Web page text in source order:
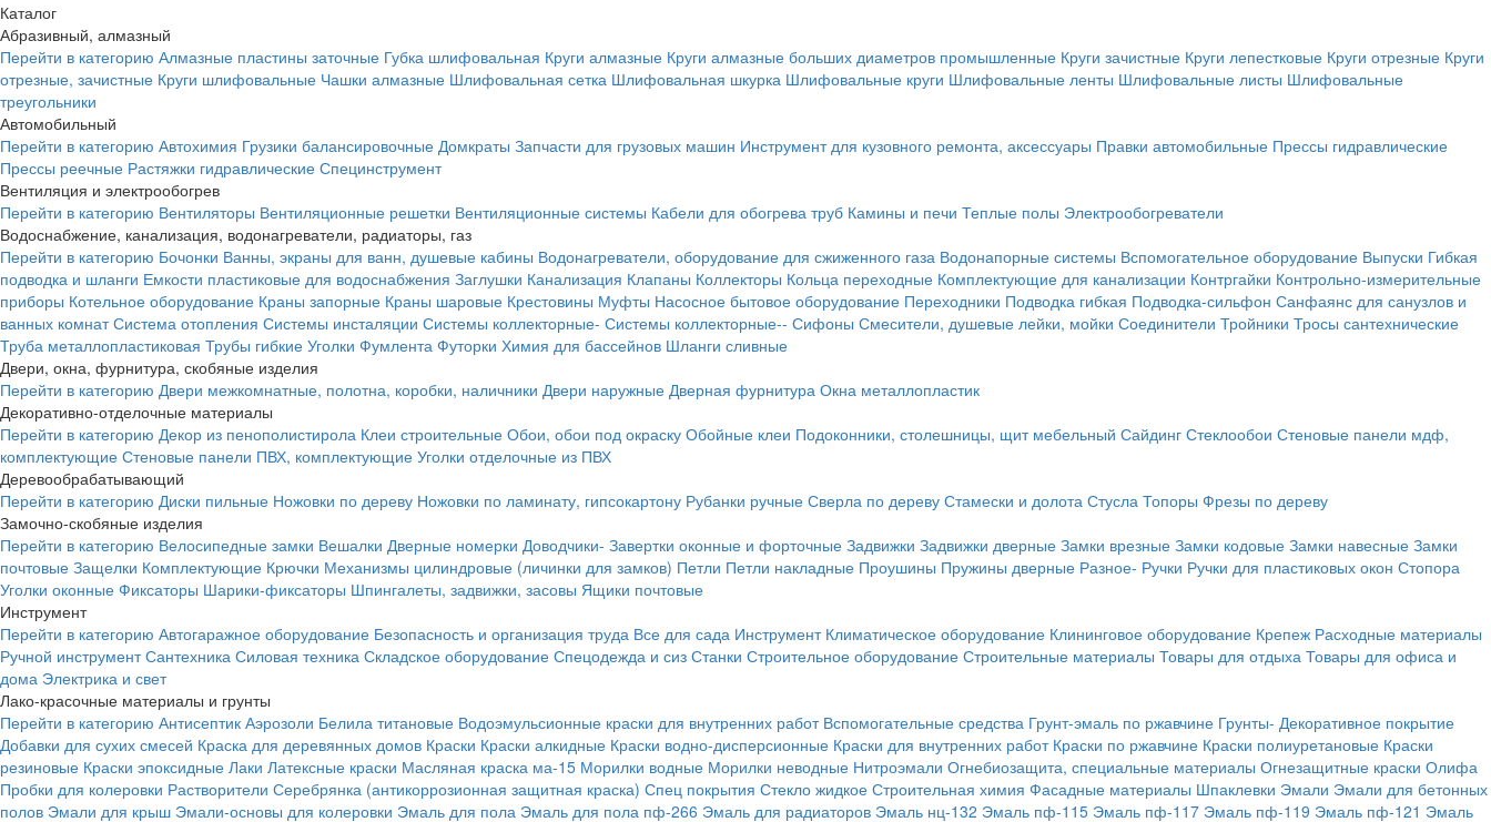
Каталог
Абразивный, алмазный
Перейти в категорию Алмазные пластины заточные Губка шлифовальная Круги алмазные Круги алмазные больших диаметров промышленные Круги зачистные Круги лепестковые Круги отрезные Круги
отрезные, зачистные Круги шлифовальные Чашки алмазные Шлифовальная сетка Шлифовальная шкурка Шлифовальные круги Шлифовальные ленты Шлифовальные листы Шлифовальные
треугольники
Автомобильный
Перейти в категорию Автохимия Грузики балансировочные Домкраты Запчасти для грузовых машин Инструмент для кузовного ремонта, аксессуары Правки автомобильные Прессы гидравлические
Прессы реечные Растяжки гидравлические Специнструмент
Вентиляция и электрообогрев
Перейти в категорию Вентиляторы Вентиляционные решетки Вентиляционные системы Кабели для обогрева труб Камины и печи Теплые полы Электрообогреватели
Водоснабжение, канализация, водонагреватели, радиаторы, газ
Перейти в категорию Бочонки Ванны, экраны для ванн, душевые кабины Водонагреватели, оборудование для сжиженного газа Водонапорные системы Вспомогательное оборудование Выпуски Гибкая
подводка и шланги Емкости пластиковые для водоснабжения Заглушки Канализация Клапаны Коллекторы Кольца переходные Комплектующие для канализации Контргайки Контрольно-измерительные
приборы Котельное оборудование Краны запорные Краны шаровые Крестовины Муфты Насосное бытовое оборудование Переходники Подводка гибкая Подводка-сильфон Санфаянс для санузлов и
ванных комнат Система отопления Системы инсталяции Системы коллекторные- Системы коллекторные-- Сифоны Смесители, душевые лейки, мойки Соединители Тройники Тросы сантехнические
Труба металлопластиковая Трубы гибкие Уголки Фумлента Футорки Химия для бассейнов Шланги сливные
Двери, окна, фурнитура, скобяные изделия
Перейти в категорию Двери межкомнатные, полотна, коробки, наличники Двери наружные Дверная фурнитура Окна металлопластик
Декоративно-отделочные материалы
Перейти в категорию Декор из пенополистирола Клеи строительные Обои, обои под окраску Обойные клеи Подоконники, столешницы, щит мебельный Сайдинг Стеклообои Стеновые панели мдф,
комплектующие Стеновые панели ПВХ, комплектующие Уголки отделочные из ПВХ
Деревообрабатывающий
Перейти в категорию Диски пильные Ножовки по дереву Ножовки по ламинату, гипсокартону Рубанки ручные Сверла по дереву Стамески и долота Стусла Топоры Фрезы по дереву
Замочно-скобяные изделия
Перейти в категорию Велосипедные замки Вешалки Дверные номерки Доводчики- Завертки оконные и форточные Задвижки Задвижки дверные Замки врезные Замки кодовые Замки навесные Замки
почтовые Защелки Комплектующие Крючки Механизмы цилиндровые (личинки для замков) Петли Петли накладные Проушины Пружины дверные Разное- Ручки Ручки для пластиковых окон Стопора
Уголки оконные Фиксаторы Шарики-фиксаторы Шпингалеты, задвижки, засовы Ящики почтовые
Инструмент
Перейти в категорию Автогаражное оборудование Безопасность и организация труда Все для сада Инструмент Климатическое оборудование Клининговое оборудование Крепеж Расходные материалы
Ручной инструмент Сантехника Силовая техника Складское оборудование Спецодежда и сиз Станки Строительное оборудование Строительные материалы Товары для отдыха Товары для офиса и
дома Электрика и свет
Лако-красочные материалы и грунты
Перейти в категорию Антисептик Аэрозоли Белила титановые Водоэмульсионные краски для внутренних работ Вспомогательные средства Грунт-эмаль по ржавчине Грунты- Декоративное покрытие
Добавки для сухих смесей Краска для деревянных домов Краски Краски алкидные Краски водно-дисперсионные Краски для внутренних работ Краски по ржавчине Краски полиуретановые Краски
резиновые Краски эпоксидные Лаки Латексные краски Масляная краска ма-15 Морилки водные Морилки неводные Нитроэмали Огнебиозащита, специальные материалы Огнезащитные краски Олифа
Пробки для колеровки Растворители Серебрянка (антикоррозионная защитная краска) Спец покрытия Стекло жидкое Строительная химия Фасадные материалы Шпаклевки Эмали Эмали для бетонных
полов Эмали для крыш Эмали-основы для колеровки Эмаль для пола Эмаль для пола пф-266 Эмаль для радиаторов Эмаль нц-132 Эмаль пф-115 Эмаль пф-117 Эмаль пф-119 Эмаль пф-121 Эмаль